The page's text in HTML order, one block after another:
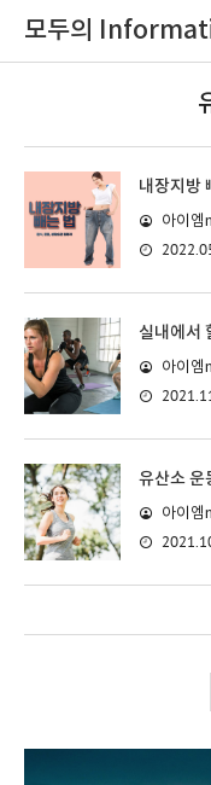
모두의
내장지방
아이
실내에서
아이
아이